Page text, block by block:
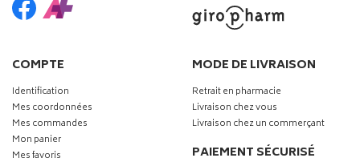
COMPTE
Identification
Mes coordonnées
Mes commandes
Mon panier
Mes favoris
MODE DE LIVRAISON
Retrait en pharmacie
Livraison chez vous
Livraison chez un commerçant
PAIEMENT SÉCURISÉ